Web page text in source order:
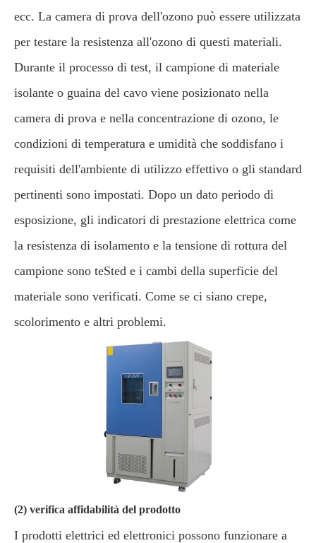
ecc. La camera di prova dell'ozono può essere utilizzata
per testare la resistenza all'ozono di questi materiali.
Durante il processo di test, il campione di materiale
isolante o guaina del cavo viene posizionato nella
camera di prova e nella concentrazione di ozono, le
condizioni di temperatura e umidità che soddisfano i
requisiti dell'ambiente di utilizzo effettivo o gli standard
pertinenti sono impostati. Dopo un dato periodo di
esposizione, gli indicatori di prestazione elettrica come
la resistenza di isolamento e la tensione di rottura del
campione sono teSted e i cambi della superficie del
materiale sono verificati. Come se ci siano crepe,
scolorimento e altri problemi.
(2) verifica affidabilità del prodotto
I prodotti elettrici ed elettronici possono funzionare a